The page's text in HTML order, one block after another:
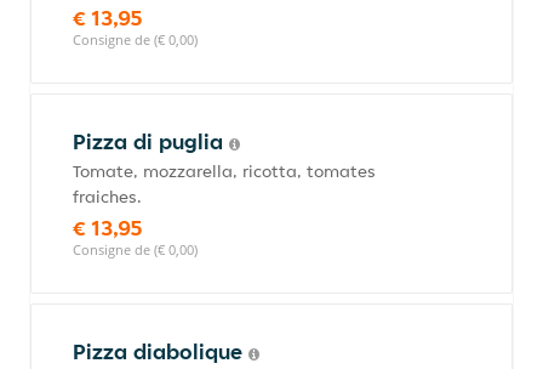
€ 13,95
Consigne de (€ 0,00)
Pizza di puglia
Tomate, mozzarella, ricotta, tomates
fraiches.
€ 13,95
Consigne de (€ 0,00)
Pizza diabolique